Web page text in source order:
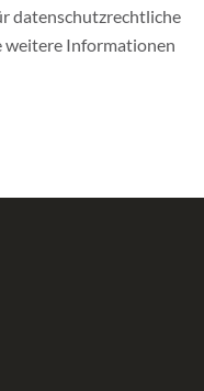
datenschutzrechtliche
weitere Informationen